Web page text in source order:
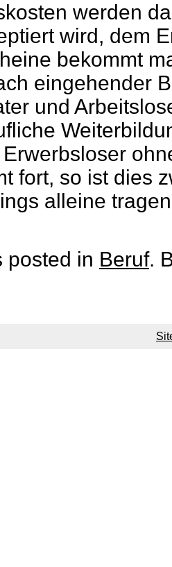
werden
wird, dem
bekommt
eingehender
und
fort, so ist dies
alleine
posted in Beruf.